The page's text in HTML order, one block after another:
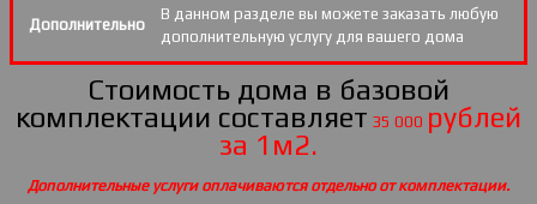
Дополнительно
В данном разделе вы можете заказать любую
дополнительную услугу для вашего дома
Стоимость дома в базовой
комплектации составляет 35 000 рублей
за 1м2.
Дополнительные услуги оплачиваются отдельно от комплектации.